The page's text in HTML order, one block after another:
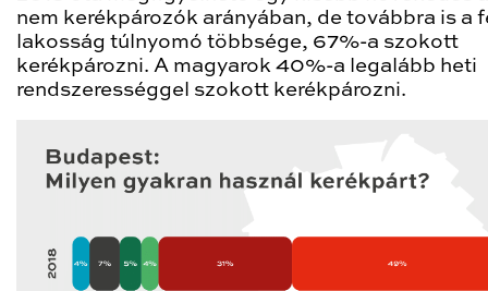
nem kerékpározók arányában, de továbbra is a
lakosság túlnyomó többsége, 67%-a szokott
kerékpározni. A magyarok 40%-a legalább heti
rendszerességgel szokott kerékpározni.